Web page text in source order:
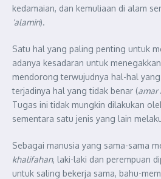
kedamaian, dan kemuliaan di alam
‘alamin).
Satu hal yang paling penting untuk
adanya kesadaran untuk
mendorong terwujudnya hal-hal
terjadinya hal yang tidak benar (amar
Tugas ini tidak mungkin dilakukan
sementara satu jenis yang lain
Sebagai manusia yang sama-sama
khalifahan, laki-laki dan perempuan
untuk saling bekerja sama, bahu-